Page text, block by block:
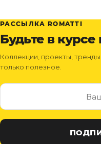
РАССЫЛКА ROMATTI
Будьте в курсе
Коллекции, проекты,
только полезное.